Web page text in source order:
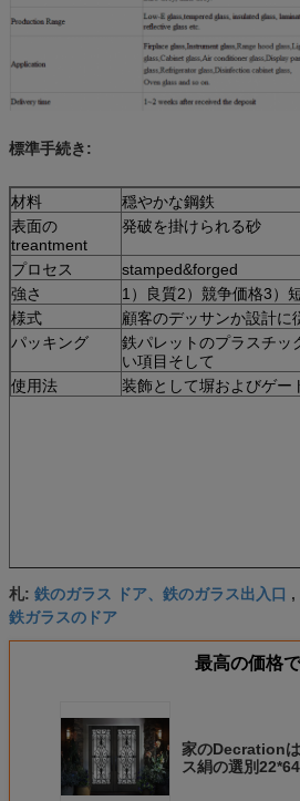
標準手続き:
材料
穏やかな鋼鉄
表面の
treantment
発破を掛けられる砂
プロセス
stamped&forged
強さ
1）良質2）競争価格3）
様式
顧客のデッサンか設計に
パッキング
鉄パレットのプラスチッ
い項目そして
使用法
装飾として塀およびゲー
札: 鉄のガラス ドア、鉄のガラス出入口 ,
鉄ガラスのドア
最高の価格で
家のDecration
ス絹の選別